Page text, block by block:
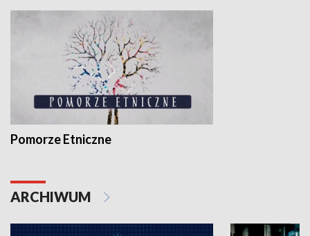
Pomorze Etniczne
ARCHIWUM